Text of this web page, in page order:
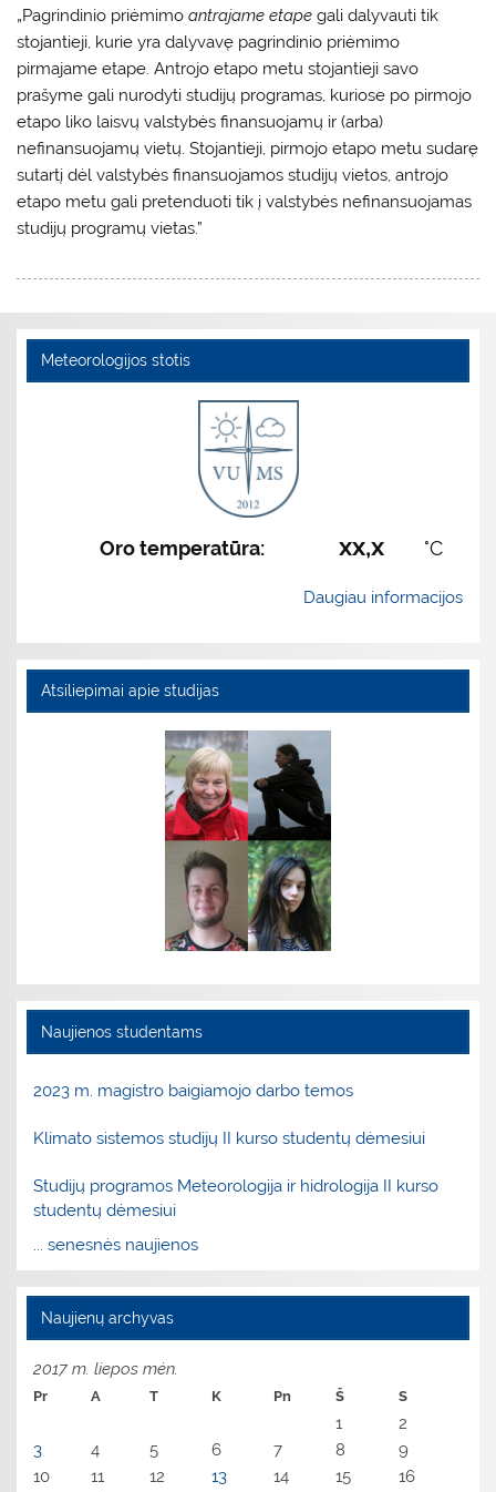
„Pagrindinio priėmimoantrajame etape gali dalyvauti tik
stojantieji, kurie yra dalyvavę pagrindinio priėmimo
pirmajame etape. Antrojo etapo metu stojantieji savo
prašyme gali nurodyti studijų programas, kuriose po pirmojo
etapo liko laisvų valstybės finansuojamų ir (arba)
nefinansuojamų vietų. Stojantieji, pirmojo etapo metu sudarę
sutartį dėl valstybės finansuojamos studijų vietos, antrojo
etapo metu gali pretenduoti tik į valstybės nefinansuojamas
studijų programų vietas.”
Meteorologijos stotis
Oro temperatūra: xx,x °C
Daugiau informacijos
Atsiliepimai apie studijas
Naujienos studentams
2023 m. magistro baigiamojo darbo temos
Klimato sistemos studijų II kurso studentų dėmesiui
Studijų programos Meteorologija ir hidrologija II kurso
studentų dėmesiui
... senesnės naujienos
Naujienų archyvas
2017 m. liepos mėn.
Pr A T K Pn Š S
1
2
3
4 5 6 7 8
9
10
11 12 13 14 15
16